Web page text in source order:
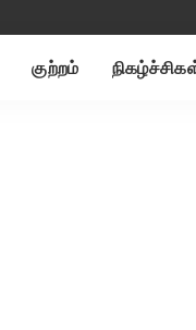
குற்றம்